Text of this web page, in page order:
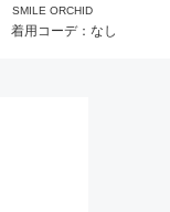
SMILE ORCHID
着用コーデ：なし